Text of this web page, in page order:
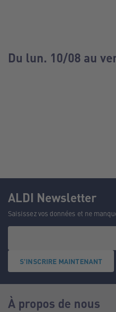
Du lun. 10/08 au
ALDI Newsletter
Saisissez vos données et ne
S'INSCRIRE MAINTENANT
À propos de nous